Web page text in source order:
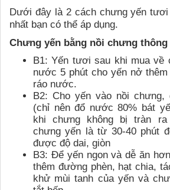
Dưới đây là 2 cách chưng yến
nhất bạn có thể áp dụng.
Chưng yến bằng nồi chưng thông
B1: Yến tươi sau khi mua về
nước 5 phút cho yến nở
ráo nước.
B2: Cho yến vào nồi
(chỉ nên đổ nước 80% bát
khi chưng không bị tràn ra
chưng yến là từ 30-40 phút
được độ dai, giòn
B3: Để yến ngon và dễ ăn
thêm đường phèn, hạt chia,
khử mùi tanh của yến và